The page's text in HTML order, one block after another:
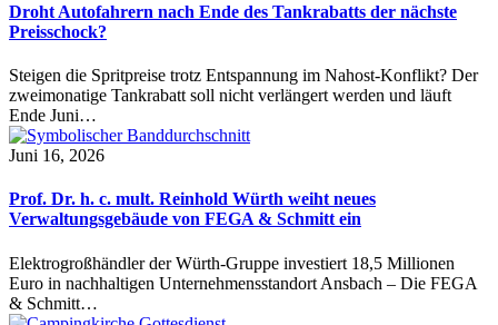
Droht Autofahrern nach Ende des Tankrabatts der nächste
Preisschock?
Steigen die Spritpreise trotz Entspannung im Nahost-Konflikt? Der
zweimonatige Tankrabatt soll nicht verlängert werden und läuft
Ende Juni…
Juni 16, 2026
Prof. Dr. h. c. mult. Reinhold Würth weiht neues
Verwaltungsgebäude von FEGA & Schmitt ein
Elektrogroßhändler der Würth-Gruppe investiert 18,5 Millionen
Euro in nachhaltigen Unternehmensstandort Ansbach – Die FEGA
& Schmitt…